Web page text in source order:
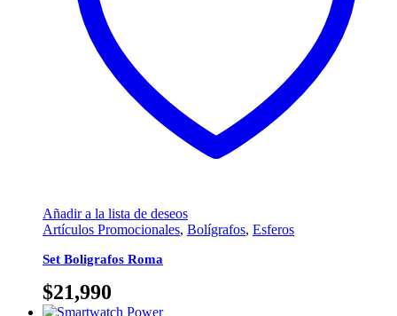
Añadir a la lista de deseos
Artículos Promocionales, Bolígrafos, Esferos
Set Boligrafos Roma
$21,990